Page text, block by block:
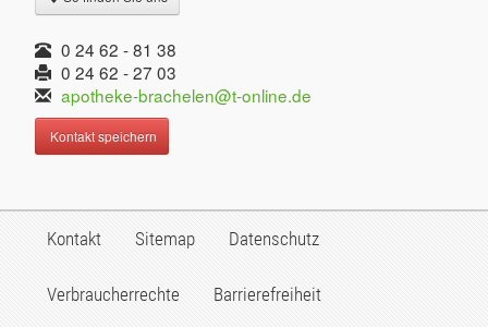
0 24 62 - 81 38
0 24 62 - 27 03
apotheke-brachelen@t-online.de
Kontakt speichern
Kontakt Sitemap Datenschutz
Verbraucherrechte Barrierefreiheit